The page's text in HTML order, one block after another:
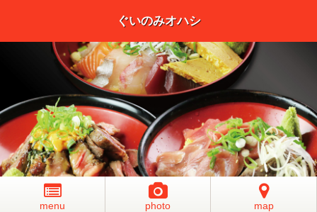
ぐいのみオハシ
menu photo map